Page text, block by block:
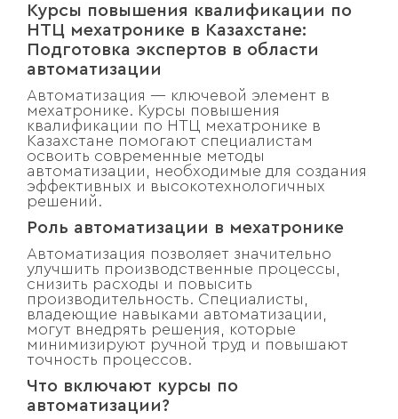
Курсы повышения квалификации по
НТЦ мехатронике в Казахстане:
Подготовка экспертов в области
автоматизации
Автоматизация — ключевой элемент в
мехатронике. Курсы повышения
квалификации по НТЦ мехатронике в
Казахстане помогают специалистам
освоить современные методы
автоматизации, необходимые для создания
эффективных и высокотехнологичных
решений.
Роль автоматизации в мехатронике
Автоматизация позволяет значительно
улучшить производственные процессы,
снизить расходы и повысить
производительность. Специалисты,
владеющие навыками автоматизации,
могут внедрять решения, которые
минимизируют ручной труд и повышают
точность процессов.
Что включают курсы по
автоматизации?